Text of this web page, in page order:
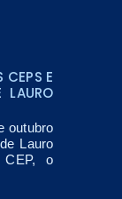
E
LAURO
outubro
Lauro
o